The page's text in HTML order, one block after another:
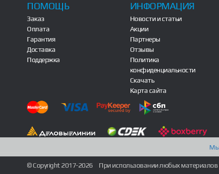
ПОМОЩЬ
Заказ
Оплата
Гарантия
Доставка
Поддержка
ИНФОРМАЦИЯ
Новости и статьи
Акции
Партнеры
Отзывы
Политика
конфиденциальности
Скачать
Карта сайта
© Copyright 2017-2026 При использовании любых
Мы